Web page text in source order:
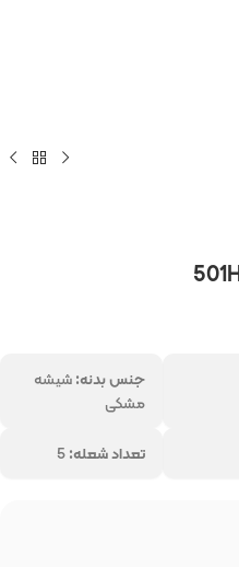
جنس بدنه:شیشه
مشکی
تعداد شعله: